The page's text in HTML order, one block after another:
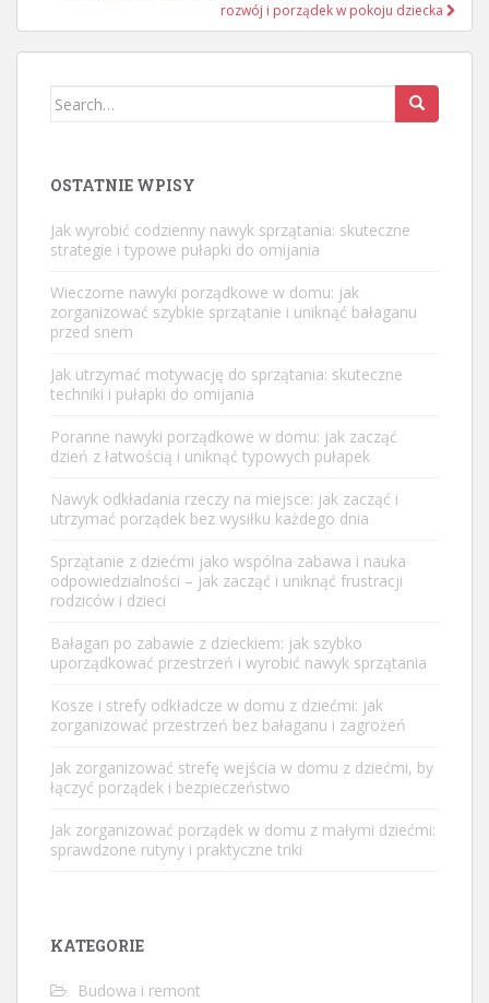
rozwój i porządek w pokoju dziecka
Search
OSTATNIE WPISY
Jak wyrobić codzienny nawyk sprzątania: skuteczne
strategie i typowe pułapki do omijania
Wieczorne nawyki porządkowe w domu: jak
zorganizować szybkie sprzątanie i uniknąć bałaganu
przed snem
Jak utrzymać motywację do sprzątania: skuteczne
techniki i pułapki do omijania
Poranne nawyki porządkowe w domu: jak zacząć
dzień z łatwością i uniknąć typowych pułapek
Nawyk odkładania rzeczy na miejsce: jak zacząć i
utrzymać porządek bez wysiłku każdego dnia
Sprzątanie z dziećmi jako wspólna zabawa i nauka
odpowiedzialności – jak zacząć i uniknąć frustracji
rodziców i dzieci
Bałagan po zabawie z dzieckiem: jak szybko
uporządkować przestrzeń i wyrobić nawyk sprzątania
Kosze i strefy odkładcze w domu z dziećmi: jak
zorganizować przestrzeń bez bałaganu i zagrożeń
Jak zorganizować strefę wejścia w domu z dziećmi, by
łączyć porządek i bezpieczeństwo
Jak zorganizować porządek w domu z małymi dziećmi:
sprawdzone rutyny i praktyczne triki
KATEGORIE
Budowa i remont